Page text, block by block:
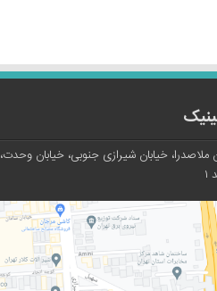
ملاصدرا، خیابان شیرازی جنوبی، خیابان وحدت،